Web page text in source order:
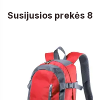
Susijusios prekės 8